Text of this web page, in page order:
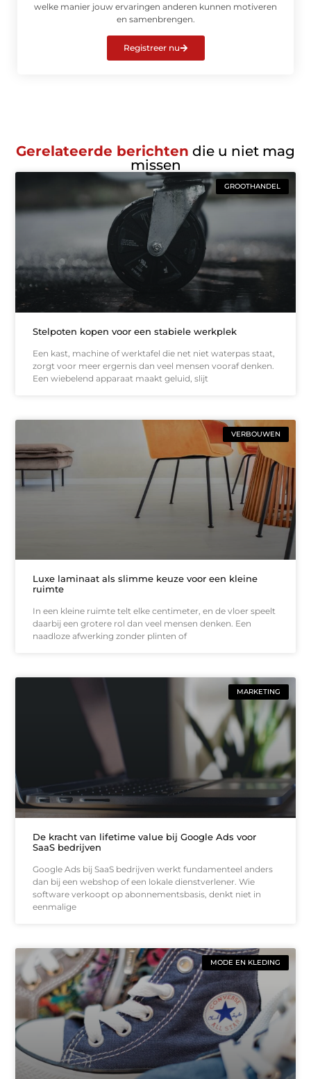
welke manier jouw ervaringen anderen kunnen motiveren
en samenbrengen.
Registreer nu
Gerelateerde berichten die u niet mag
missen
GROOTHANDEL
Stelpoten kopen voor een stabiele werkplek
Een kast, machine of werktafel die net niet waterpas staat,
zorgt voor meer ergernis dan veel mensen vooraf denken.
Een wiebelend apparaat maakt geluid, slijt
VERBOUWEN
Luxe laminaat als slimme keuze voor een kleine
ruimte
In een kleine ruimte telt elke centimeter, en de vloer speelt
daarbij een grotere rol dan veel mensen denken. Een
naadloze afwerking zonder plinten of
MARKETING
De kracht van lifetime value bij Google Ads voor
SaaS bedrijven
Google Ads bij SaaS bedrijven werkt fundamenteel anders
dan bij een webshop of een lokale dienstverlener. Wie
software verkoopt op abonnementsbasis, denkt niet in
eenmalige
MODE EN KLEDING